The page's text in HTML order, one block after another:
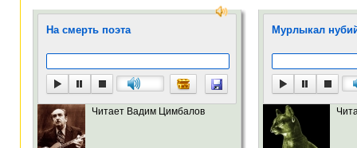
На смерть поэта
Читает Вадим Цимбалов
Мурлыкал